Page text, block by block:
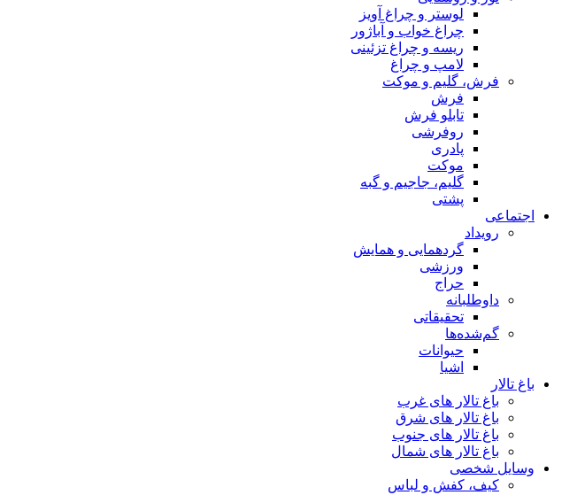
لوستر و چراغ آویز
چراغ خواب و آباژور
ریسه و چراغ تزئینی
لامپ و چراغ
فرش، گلیم و موکت
فرش
تابلو فرش
روفرشی
پادری
موکت
گلیم، جاجیم و گبه
پشتی
اجتماعی
رویداد
گردهمایی و همایش
ورزشی
حراج
داوطلبانه
تحقیقاتی
گم‌شده‌ها
حیوانات
اشیا
باغ تالار
باغ تالار های غرب
باغ تالار های شرق
باغ تالار های جنوب
باغ تالار های شمال
وسایل شخصی
کیف، کفش و لباس